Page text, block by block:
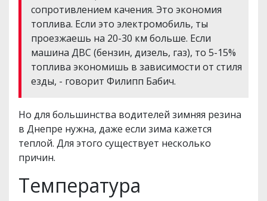
сопротивлением качения. Это экономия
топлива. Если это электромобиль, ты
проезжаешь на 20-30 км больше. Если
машина ДВС (бензин, дизель, газ), то 5-15%
топлива экономишь в зависимости от стиля
езды, - говорит Филипп Бабич.
Но для большинства водителей зимняя резина
в Днепре нужна, даже если зима кажется
теплой. Для этого существует несколько
причин.
Температура